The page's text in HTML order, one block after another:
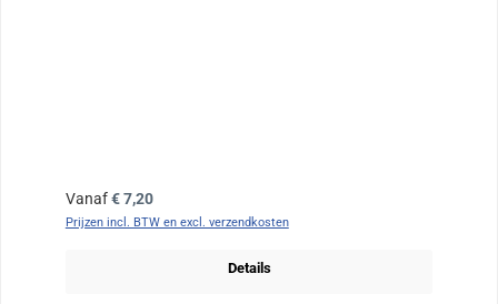
Normale prijs:
Vanaf€ 7,20
Prijzen incl. BTW en excl. verzendkosten
Details